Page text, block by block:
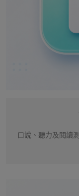
口說、聽力及閱讀